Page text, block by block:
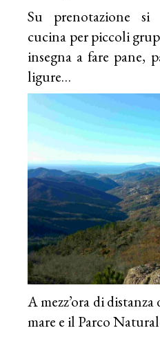
Su prenotazione
cucina per piccoli
insegna a fare pane,
ligure…
A mezz’ora di
mare e il Parco